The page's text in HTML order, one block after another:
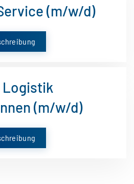
(m/w/d)
Logistik
(m/w/d)